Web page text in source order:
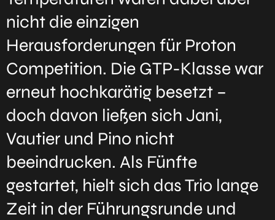
nicht die einzigen
Herausforderungen für Proton
Competition. Die GTP-Klasse war
erneut hochkarätig besetzt –
doch davon ließen sich Jani,
Vautier und Pino nicht
beeindrucken. Als Fünfte
gestartet, hielt sich das Trio lange
Zeit in der Führungsrunde und